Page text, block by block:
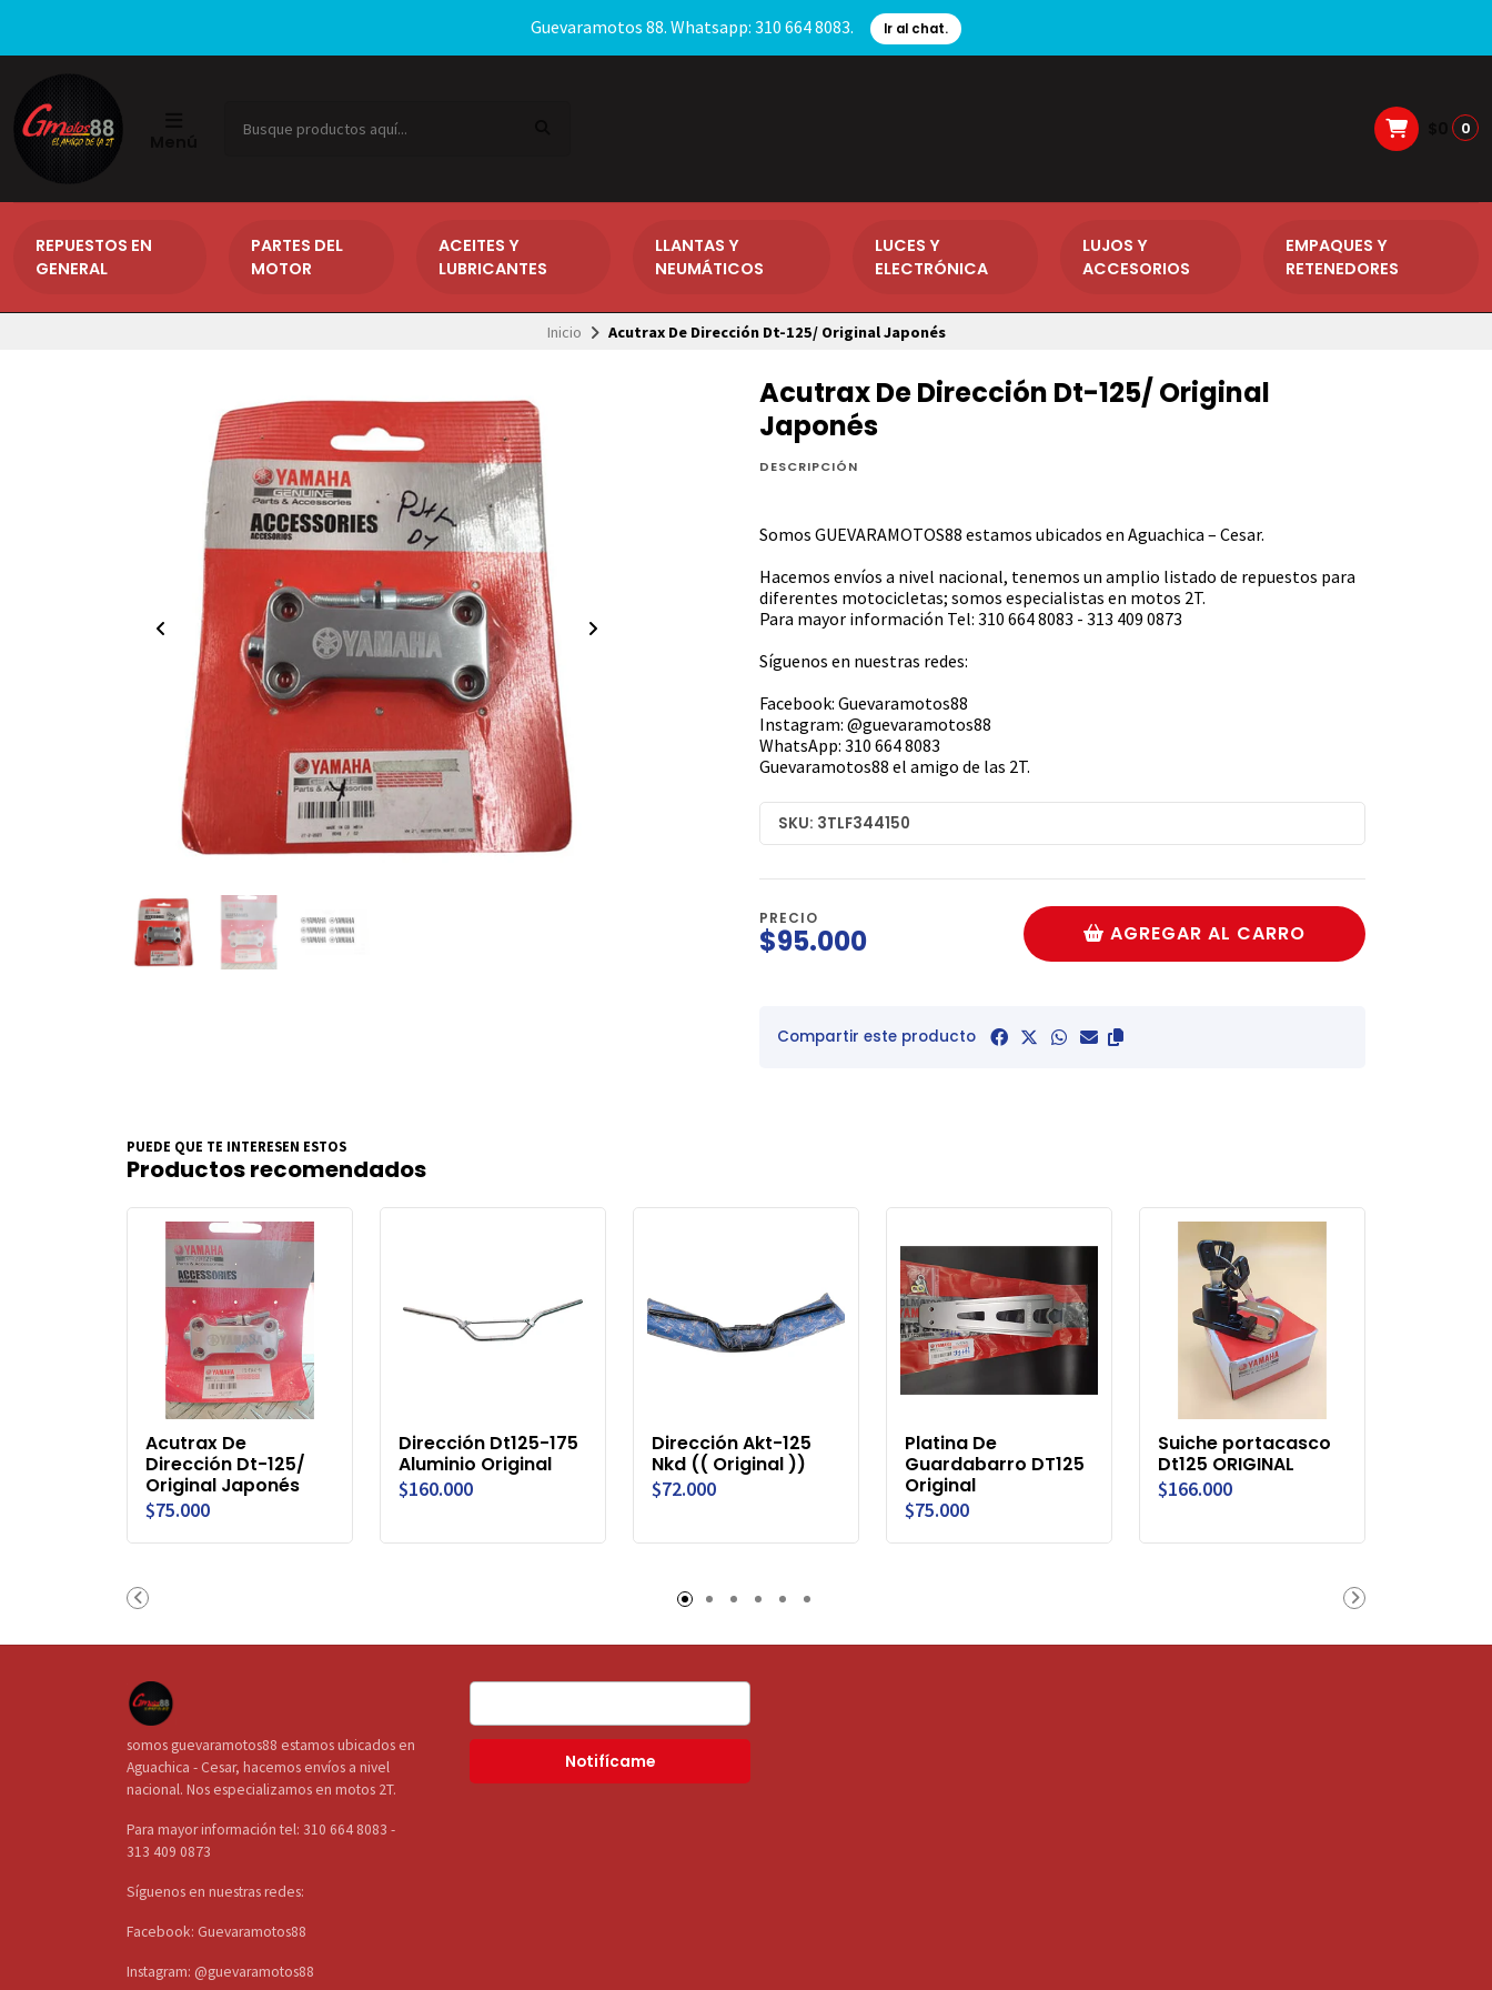
Guevaramotos 88. Whatsapp: 310 664 8083. Ir al chat.
0
REPUESTOS EN
GENERAL
PARTES DEL
MOTOR
ACEITES Y
LUBRICANTES
LLANTAS Y
NEUMÁTICOS
LUCES Y
ELECTRÓNICA
LUJOS Y
ACCESORIOS
EMPAQUES Y
RETENEDORES
Inicio Acutrax De Dirección Dt-125/ Original Japonés
Acutrax De Dirección Dt-125/ Original
Japonés
DESCRIPCIÓN
Somos GUEVARAMOTOS88 estamos ubicados en Aguachica – Cesar.
Hacemos envíos a nivel nacional, tenemos un amplio listado de repuestos para
diferentes motocicletas; somos especialistas en motos 2T.
Para mayor información Tel: 310 664 8083 - 313 409 0873
Síguenos en nuestras redes:
Facebook: Guevaramotos88
Instagram: @guevaramotos88
WhatsApp: 310 664 8083
Guevaramotos88 el amigo de las 2T.
SKU: 3TLF344150
PRECIO
$95.000 AGREGAR AL CARRO
Compartir este producto
PUEDE QUE TE INTERESEN ESTOS
Productos recomendados
Acutrax De
Dirección Dt-125/
Original Japonés
$75.000
Dirección Dt125-175
Aluminio Original
$160.000
Dirección Akt-125
Nkd (( Original ))
$72.000
Platina De
Guardabarro DT125
Original
$75.000
Suiche portacasco
Dt125 ORIGINAL
$166.000
somos guevaramotos88 estamos ubicados en
Aguachica - Cesar, hacemos envíos a nivel
nacional. Nos especializamos en motos 2T.
Para mayor información tel: 310 664 8083 -
313 409 0873
Síguenos en nuestras redes:
Facebook: Guevaramotos88
Instagram: @guevaramotos88
Notifícame